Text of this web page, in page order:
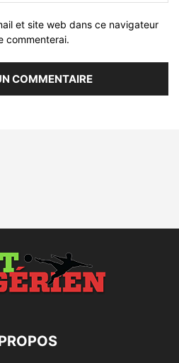
et site web dans ce navigateur
commenterai.